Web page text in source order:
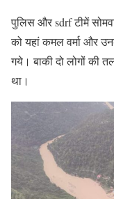
पुलिस और sdrf टीमें
को यहां कमल वर्मा और
गये। बाकी दो लोगों की
था।